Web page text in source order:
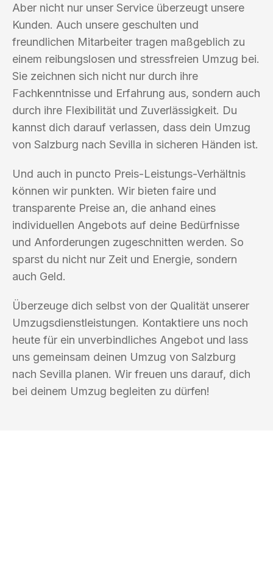
Aber nicht nur unser Service überzeugt unsere
Kunden. Auch unsere geschulten und
freundlichen Mitarbeiter tragen maßgeblich zu
einem reibungslosen und stressfreien Umzug bei.
Sie zeichnen sich nicht nur durch ihre
Fachkenntnisse und Erfahrung aus, sondern auch
durch ihre Flexibilität und Zuverlässigkeit. Du
kannst dich darauf verlassen, dass dein Umzug
von Salzburg nach Sevilla in sicheren Händen ist.
Und auch in puncto Preis-Leistungs-Verhältnis
können wir punkten. Wir bieten faire und
transparente Preise an, die anhand eines
individuellen Angebots auf deine Bedürfnisse
und Anforderungen zugeschnitten werden. So
sparst du nicht nur Zeit und Energie, sondern
auch Geld.
Überzeuge dich selbst von der Qualität unserer
Umzugsdienstleistungen. Kontaktiere uns noch
heute für ein unverbindliches Angebot und lass
uns gemeinsam deinen Umzug von Salzburg
nach Sevilla planen. Wir freuen uns darauf, dich
bei deinem Umzug begleiten zu dürfen!